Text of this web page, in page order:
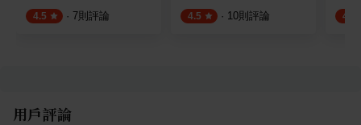
4.5 · 7則評論 4.5 · 10則評論 4.5
用戶評論